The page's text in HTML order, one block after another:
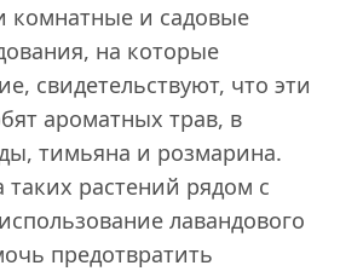
и садовые
на которые
свидетельствуют, что эти
ароматных трав, в
тимьяна и розмарина.
таких растений рядом с
лавандового
предотвратить